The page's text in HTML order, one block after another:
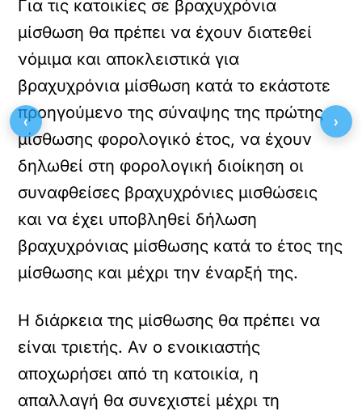
Για τις κατοικίες σε βραχυχρόνια
μίσθωση θα πρέπει να έχουν διατεθεί
νόμιμα και αποκλειστικά για
βραχυχρόνια μίσθωση κατά το εκάστοτε
προηγούμενο της σύναψης της πρώτης
μίσθωσης φορολογικό έτος, να έχουν
δηλωθεί στη φορολογική διοίκηση οι
συναφθείσες βραχυχρόνιες μισθώσεις
και να έχει υποβληθεί δήλωση
βραχυχρόνιας μίσθωσης κατά το έτος της
μίσθωσης και μέχρι την έναρξή της.
Η διάρκεια της μίσθωσης θα πρέπει να
είναι τριετής. Αν ο ενοικιαστής
αποχωρήσει από τη κατοικία, η
απαλλαγή θα συνεχιστεί μέχρι τη
‹ ›